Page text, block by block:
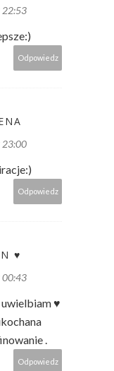
22:53
Odpowiedz
23:00
Odpowiedz
♥
00:43
♥
.
Odpowiedz